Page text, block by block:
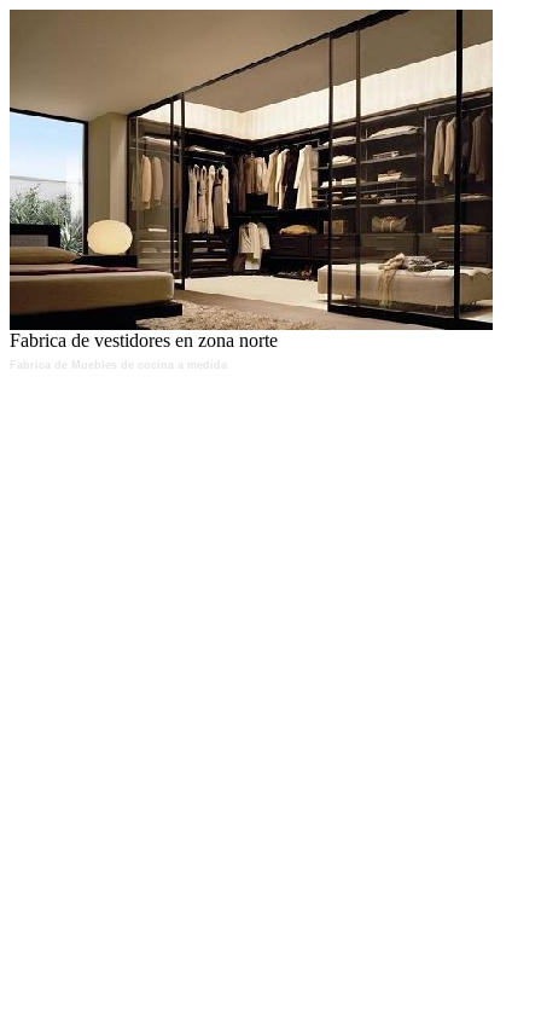
Fabrica de vestidores en zona norte
Fabrica de Muebles de cocina a medida